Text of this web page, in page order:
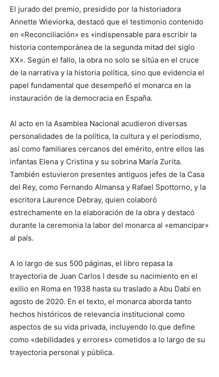
El jurado del premio, presidido por la historiadora
Annette Wieviorka, destacó que el testimonio contenido
en «Reconciliación» es «indispensable para escribir la
historia contemporánea de la segunda mitad del siglo
XX». Según el fallo, la obra no solo se sitúa en el cruce
de la narrativa y la historia política, sino que evidencia el
papel fundamental que desempeñó el monarca en la
instauración de la democracia en España.
Al acto en la Asamblea Nacional acudieron diversas
personalidades de la política, la cultura y el periodismo,
así como familiares cercanos del emérito, entre ellos las
infantas Elena y Cristina y su sobrina María Zurita.
También estuvieron presentes antiguos jefes de la Casa
del Rey, como Fernando Almansa y Rafael Spottorno, y la
escritora Laurence Debray, quien colaboró
estrechamente en la elaboración de la obra y destacó
durante la ceremonia la labor del monarca al «emancipar»
al país.
A lo largo de sus 500 páginas, el libro repasa la
trayectoria de Juan Carlos I desde su nacimiento en el
exilio en Roma en 1938 hasta su traslado a Abu Dabi en
agosto de 2020. En el texto, el monarca aborda tanto
hechos históricos de relevancia institucional como
aspectos de su vida privada, incluyendo lo que define
como «debilidades y errores» cometidos a lo largo de su
trayectoria personal y pública.